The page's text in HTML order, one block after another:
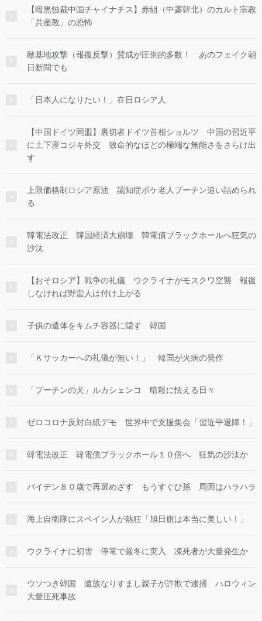
【暗黒独裁中国チャイナチス】赤組（中露韓北）のカルト宗教
「共産教」の恐怖
敵基地攻撃（報復反撃）賛成が圧倒的多数！ あのフェイク朝
日新聞でも
「日本人になりたい！」在日ロシア人
【中国ドイツ同盟】裏切者ドイツ首相ショルツ 中国の習近平
に土下座コジキ外交 致命的なほどの極端な無能さをさらけ出
す
上限価格制ロシア原油 認知症ボケ老人プーチン追い詰められ
る
韓電法改正 韓国経済大崩壊 韓電債ブラックホールへ狂気の
沙汰
【おそロシア】戦争の礼儀 ウクライナがモスクワ空襲 報復
しなければ野蛮人は付け上がる
子供の遺体をキムチ容器に隠す 韓国
「Ｋサッカーへの礼儀が無い！」 韓国が火病の発作
「プーチンの犬」ルカシェンコ 暗殺に怯える日々
ゼロコロナ反対白紙デモ 世界中で支援集会「習近平退陣！」
韓電法改正 韓電債ブラックホール１０倍へ 狂気の沙汰か
バイデン８０歳で再選めざす もうすぐひ孫 周囲はハラハラ
海上自衛隊にスペイン人が熱狂「旭日旗は本当に美しい！」
ウクライナに初雪 停電で厳冬に突入 凍死者が大量発生か
ウソつき韓国 遺族なりすまし親子が詐欺で逮捕 ハロウィン
大量圧死事故